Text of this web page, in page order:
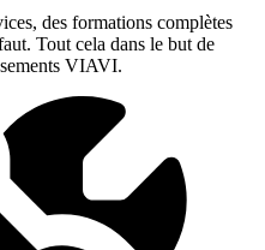
des formations complètes
Tout cela dans le but de
VIAVI.